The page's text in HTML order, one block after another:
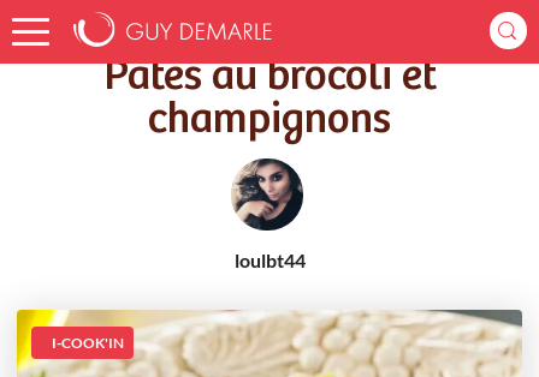
Accueil Recettes Pâtes au brocoli et champignons
Pâtes au brocoli et
champignons
loulbt44
I-COOK'IN